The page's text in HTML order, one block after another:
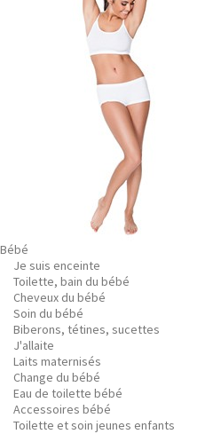
Bébé
Je suis enceinte
Toilette, bain du bébé
Cheveux du bébé
Soin du bébé
Biberons, tétines, sucettes
J'allaite
Laits maternisés
Change du bébé
Eau de toilette bébé
Accessoires bébé
Toilette et soin jeunes enfants